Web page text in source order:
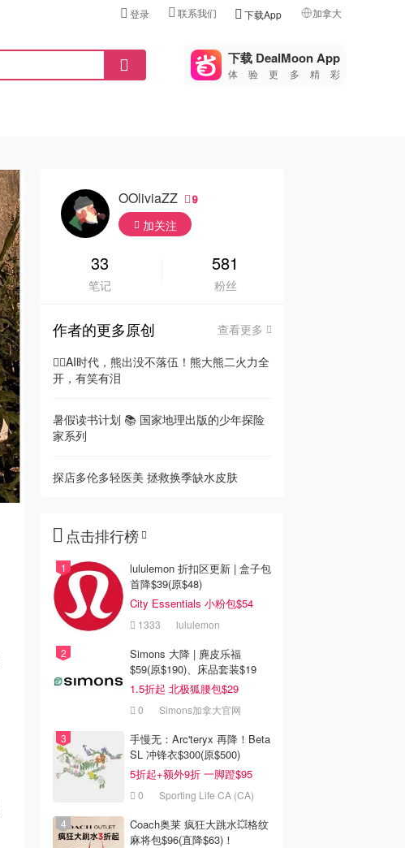
登录 联系我们 下载App 加拿大
🇺🇸
美国
🇨🇳中国
🇮🇹
🇦🇺
🇳🇿新西兰
下载 DealMoon App
体验更多精彩
OOliviaZZ 9
加关注
33
笔记
581
粉丝
作者的更多原创
查看更多
🦸‍♂️AI时代，熊出没不落伍！熊大熊二火力全
开，有笑有泪
暑假读书计划 📚 国家地理出版的少年探险
家系列
探店多伦多轻医美 拯救换季缺水皮肤
点击排行榜
lululemon 折扣区更新 | 盒子包
首降$39(原$48)
City Essentials 小粉包$54
1333 lululemon
Simons 大降 | 麂皮乐福
$59(原$190)、床品套装$19
1.5折起 北极狐腰包$29
0 Simons加拿大官网
手慢无：Arc'teryx 再降！Beta
SL 冲锋衣$300(原$500)
5折起+额外9折 一脚蹬$95
0 Sporting Life CA (CA)
Coach奥莱 疯狂大跳水💥格纹
麻将包$96(直降$63)！